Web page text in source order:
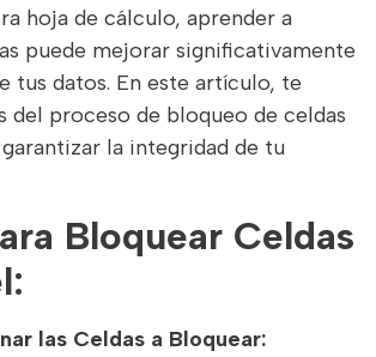
hoja de cálculo, aprender a
puede mejorar significativamente
tus datos. En este artículo, te
del proceso de bloqueo de celdas
la integridad de tu
Bloquear Celdas
las Celdas a Bloquear: